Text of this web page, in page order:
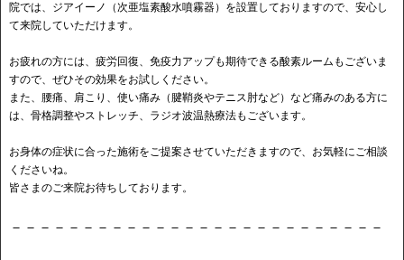
院では、ジアイーノ（次亜塩素酸水噴霧器）を設置しておりますので、安心し
て来院していただけます。
お疲れの方には、疲労回復、免疫力アップも期待できる酸素ルームもございま
すので、ぜひその効果をお試しください。
また、腰痛、肩こり、使い痛み（腱鞘炎やテニス肘など）など痛みのある方に
は、骨格調整やストレッチ、ラジオ波温熱療法もございます。
お身体の症状に合った施術をご提案させていただきますので、お気軽にご相談
くださいね。
皆さまのご来院お待ちしております。
－－－－－－－－－－－－－－－－－－－－－－－－－－